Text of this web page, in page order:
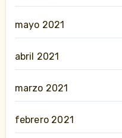
mayo 2021
abril 2021
marzo 2021
febrero 2021